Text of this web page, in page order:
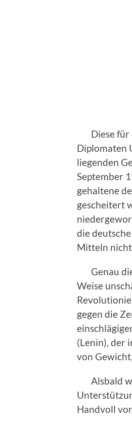
Diese für
Diplomaten
liegenden
September
gehaltene
gescheitert
die
Mitteln
Genau
Weise
gegen die
(Lenin), der
von
Alsbald
Handvoll